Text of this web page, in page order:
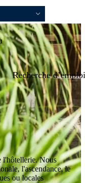
Recherche
l'hôtellerie. Nous
l'ascendance, le
ou locales